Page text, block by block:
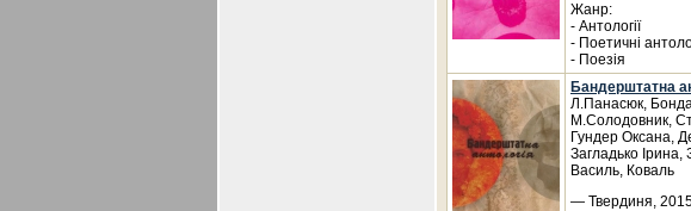
Жанр:
- Антології
- Поетичні
- Поезія
Бандерштатна
Л.Панасюк,
М.Солодовник,
Гундер Оксана,
Загладько
Василь, Коваль
— Твердиня,